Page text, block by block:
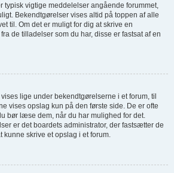
typisk vigtige meddelelser angående forummet,
Bekendtgørelser vises altid på toppen af alle
til. Om det er muligt for dig at skrive en
de tilladelser som du har, disse er fastsat af en
lige under bekendtgørelserne i et forum, til
vises opslag kun på den første side. De er ofte
bør læse dem, når du har mulighed for det.
er det boardets administrator, der fastsætter de
kunne skrive et opslag i et forum.